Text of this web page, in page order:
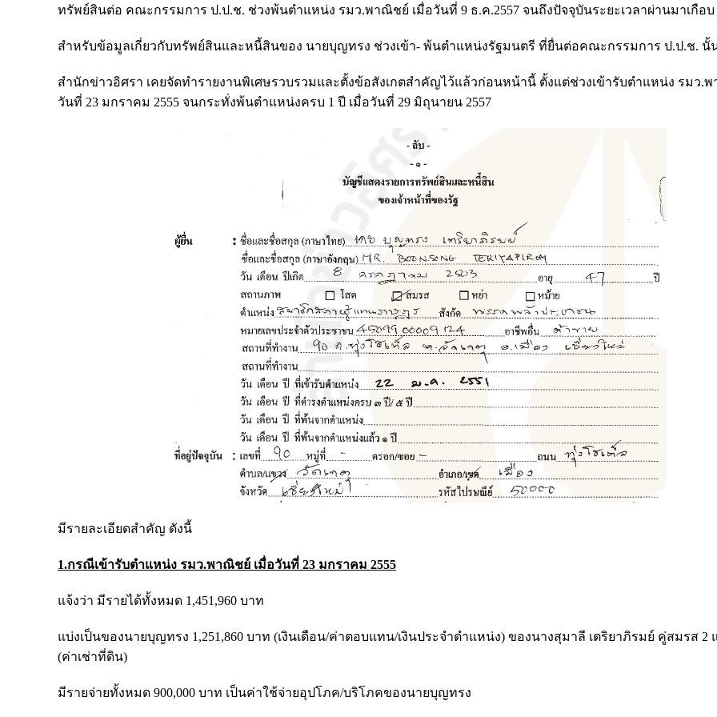
ทรัพย์สินต่อ คณะกรรมการ ป.ป.ช. ช่วงพ้นตำแหน่ง รมว.พาณิชย์ เมื่อวันที่ 9 ธ.ค.2557 จนถึงปัจจุบันระยะเวลาผ่านมาเกือบ
สำหรับข้อมูลเกี่ยวกับทรัพย์สินและหนี้สินของ นายบุญทรง ช่วงเข้า- พ้นตำแหน่งรัฐมนตรี ที่ยื่นต่อคณะกรรมการ ป.ป.ช. นั้
สำนักข่าวอิศรา เคยจัดทำรายงานพิเศษรวบรวมและตั้งข้อสังเกตสำคัญไว้แล้วก่อนหน้านี้ ตั้งแต่ช่วงเข้ารับตำแหน่ง รมว.
วันที่ 23 มกราคม 2555 จนกระทั่งพ้นตำแหน่งครบ 1 ปี เมื่อวันที่ 29 มิถุนายน 2557
มีรายละเอียดสำคัญ ดังนี้
1.กรณีเข้ารับตำแหน่ง รมว.พาณิชย์ เมื่อวันที่ 23 มกราคม 2555
แจ้งว่า มีรายได้ทั้งหมด 1,451,960 บาท
แบ่งเป็นของนายบุญทรง 1,251,860 บาท (เงินเดือน/ค่าตอบแทน/เงินประจำตำแหน่ง) ของนางสุมาลี เตริยาภิรมย์ คู่สมรส 2
(ค่าเช่าที่ดิน)
มีรายจ่ายทั้งหมด 900,000 บาท เป็นค่าใช้จ่ายอุปโภค/บริโภคของนายบุญทรง